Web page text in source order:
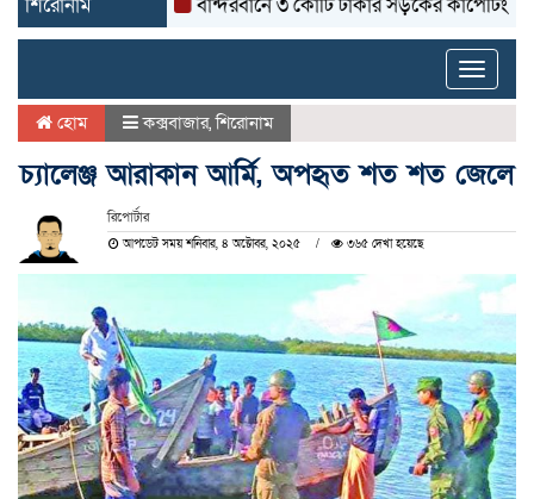
শিরোনাম বান্দরবানে ৩ কোটি টাকার সড়কের কার্পেটিং উঠে
Toggle
হোম কক্সবাজার,শিরোনাম
চ্যালেঞ্জ আরাকান আর্মি, অপহৃত শত শত জেলে
রিপোর্টার
আপডেট সময় শনিবার, ৪ অক্টোবর, ২০২৫ ৩৬৫ দেখা হয়েছে